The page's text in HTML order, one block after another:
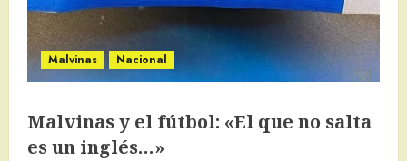
Malvinas Nacional
Malvinas y el fútbol: «El que no salta
es un inglés…»